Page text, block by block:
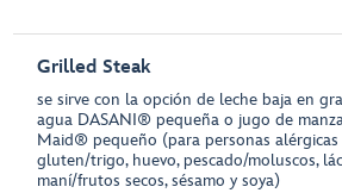
Grilled Steak
se sirve con la opción de leche baja en
agua DASANI® pequeña o jugo de
Maid® pequeño (para personas
gluten/trigo, huevo, pescado/moluscos,
maní/frutos secos, sésamo y soya)